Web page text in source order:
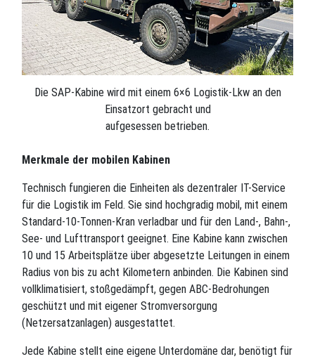
Die SAP-Kabine wird mit einem 6×6 Logistik-Lkw an den
Einsatzort gebracht und
aufgesessen betrieben.
Merkmale der mobilen Kabinen
Technisch fungieren die Einheiten als dezentraler IT-Service
für die Logistik im Feld. Sie sind hochgradig mobil, mit einem
Standard-10-Tonnen-Kran verladbar und für den Land-, Bahn-,
See- und Lufttransport geeignet. Eine Kabine kann zwischen
10 und 15 Arbeitsplätze über abgesetzte Leitungen in einem
Radius von bis zu acht Kilometern anbinden. Die Kabinen sind
vollklimatisiert, stoßgedämpft, gegen ABC-Bedrohungen
geschützt und mit eigener Stromversorgung
(Netzersatzanlagen) ausgestattet.
Jede Kabine stellt eine eigene Unterdomäne dar, benötigt für